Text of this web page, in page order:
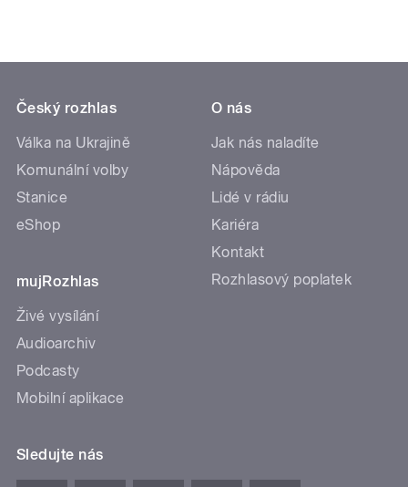
Český rozhlas
Válka na Ukrajině
Komunální volby
Stanice
eShop
mujRozhlas
Živé vysílání
Audioarchiv
Podcasty
Mobilní aplikace
O nás
Jak nás naladíte
Nápověda
Lidé v rádiu
Kariéra
Kontakt
Rozhlasový poplatek
Sledujte nás